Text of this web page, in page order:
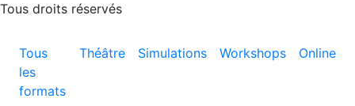
Tous droits réservés
Tous
les
formats
Théâtre Simulations Workshops Online